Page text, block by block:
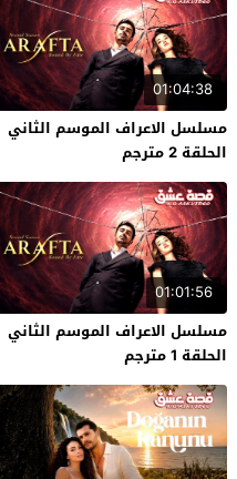
01:04:38
مسلسل الاعراف الموسم الثاني
الحلقة 2 مترجم
01:01:56
مسلسل الاعراف الموسم الثاني
الحلقة 1 مترجم